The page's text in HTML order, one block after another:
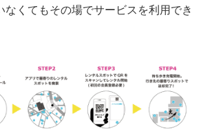
なくてもその場でサービスを利用でき